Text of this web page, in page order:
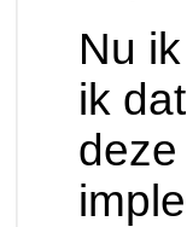
Nu
ik